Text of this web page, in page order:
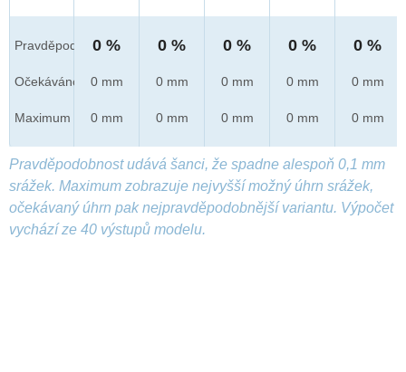
Pravděpod.
Očekáváno
Maximum
0 %
0 mm
0 mm
0 %
0 mm
0 mm
0 %
0 mm
0 mm
0 %
0 mm
0 mm
0 %
0 mm
0 mm
Pravděpodobnost udává šanci, že spadne alespoň 0,1 mm
srážek. Maximum zobrazuje nejvyšší možný úhrn srážek,
očekávaný úhrn pak nejpravděpodobnější variantu. Výpočet
vychází ze 40 výstupů modelu.